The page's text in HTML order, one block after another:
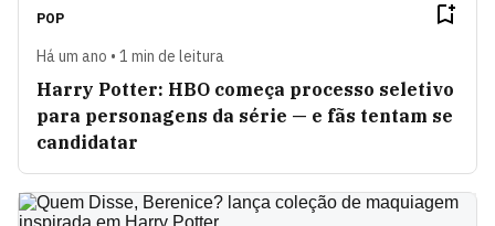
POP
Há um ano • 1 min de leitura
Harry Potter: HBO começa processo seletivo
para personagens da série — e fãs tentam se
candidatar